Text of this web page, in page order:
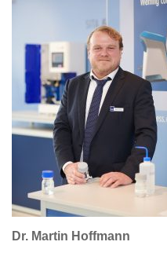
Dr. Martin Hoffmann